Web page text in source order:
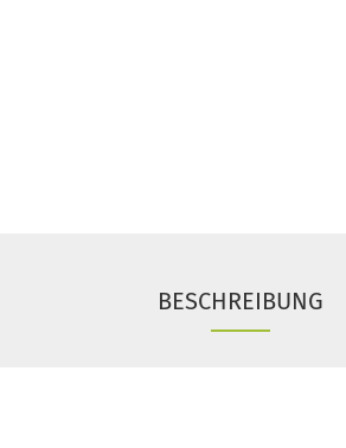
BESCHREIBUNG